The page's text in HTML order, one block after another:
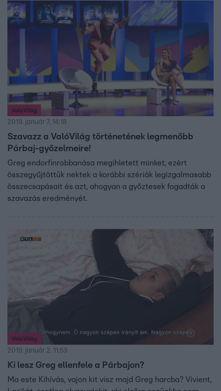
ValóVilág
2019. január 7. 14:18
Szavazz a ValóVilág történetének legmenőbb
Párbaj-győzelmeire!
Greg endorfinrobbanása megihletett minket, ezért
összegyűjtöttük nektek a korábbi szériák legizgalmasabb
összecsapásait és azt, ahogyan a győztesek fogadták a
szavazás eredményét.
ValóVilág
2019. január 2. 11:53
Ki lesz Greg ellenfele a Párbajon?
Ma este Kihívás, vajon kit visz majd Greg harcba? Vivient,